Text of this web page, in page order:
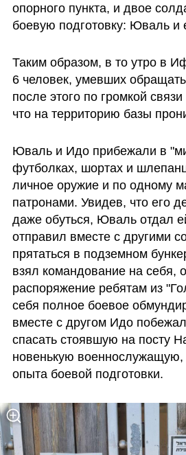
опорного пункта, и двое
боевую подготовку: Юваль и
Таким образом, в то утро в
6 человек, умевших
после этого по громкой
что на территорию базы
Юваль и Идо прибежали в
футболках, шортах и
личное оружие и по одному
патронами. Увидев, что его
даже обуться, Юваль отдал
отправил вместе с другими
прятаться в подземном
взял командование на себя,
распоряжение ребятам из
себя полное боевое
вместе с другом Идо
спасать стоявшую на посту
новенькую
опыта боевой подготовки.